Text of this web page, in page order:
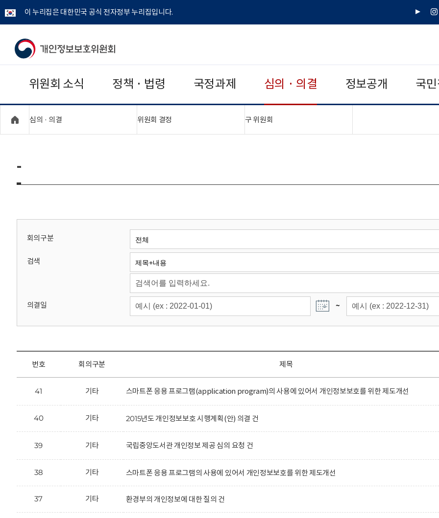
이 누리집은 대한민국 공식 전자정부 누리집입니다.
유
인
개
보
보
위
회
위원회 소식 정책 · 법령 국정과제 심의 · 의결 정보공개 국
심의 · 의결 위원회 결정 구 위원회
-
회의구분
검색
의결일 ~
번호 회의구분 제목
41 기타 스마트폰 응용 프로그램(application program)의 사용에 있어서 개인정보보호를 위한 제도개선
40 기타 2015년도 개인정보보호 시행계획(안) 의결 건
39 기타 국립중앙도서관 개인정보 제공 심의 요청 건
38 기타 스마트폰 응용 프로그램의 사용에 있어서 개인정보보호를 위한 제도개선
37 기타 환경부의 개인정보에 대한 질의 건